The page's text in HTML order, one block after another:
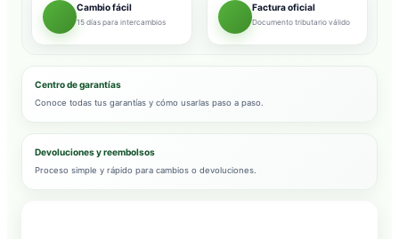
Cambio fácil
15 días para intercambios
Factura oficial
Documento tributario válido
Centro de garantías
Conoce todas tus garantías y cómo usarlas paso a paso.
Devoluciones y reembolsos
Proceso simple y rápido para cambios o devoluciones.